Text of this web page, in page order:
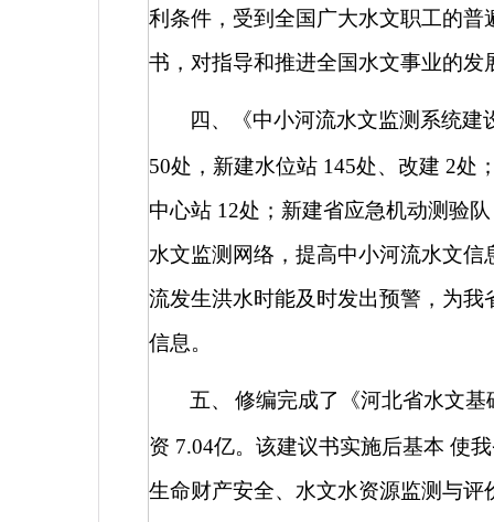
利条件，受到全国广大水文职工的
书，对指导和推进全国水文事业的发
四、《中小河流水文监测系统
50处，新建水位站 145处、改建 2处
中心站 12处；新建省应急机动测验
水文监测网络，提高中小河流水文
流发生洪水时能及时发出预警，为
信息。
五、
修编完成了《河北省水文
资 7.04亿。该建议书实施后基本 使
生命财产安全、水文水资源监测与